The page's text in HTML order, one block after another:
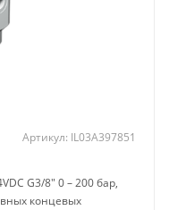
Артикул: IL03A397851
G3/8" 0 – 200 бар,
концевых